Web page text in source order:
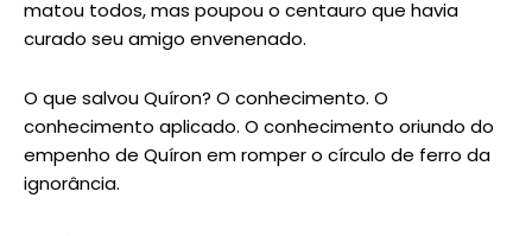
matou todos, mas poupou o centauro que havia
curado seu amigo envenenado.
O que salvou Quíron? O conhecimento. O
conhecimento aplicado. O conhecimento oriundo do
empenho de Quíron em romper o círculo de ferro da
ignorância.